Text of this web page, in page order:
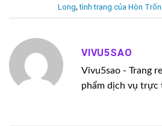
Long,tình trạng của Hòn
VIVU5SAO
Vivu5sao - Trang
phẩm dịch vụ trực